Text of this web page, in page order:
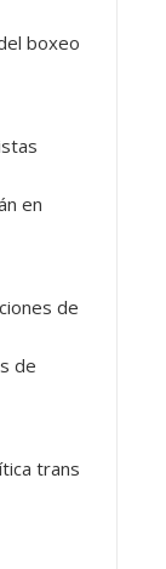
boxeo
en
de
de
trans